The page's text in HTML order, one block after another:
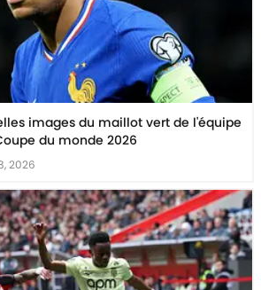
images du maillot vert de l'équipe
du monde 2026
2026